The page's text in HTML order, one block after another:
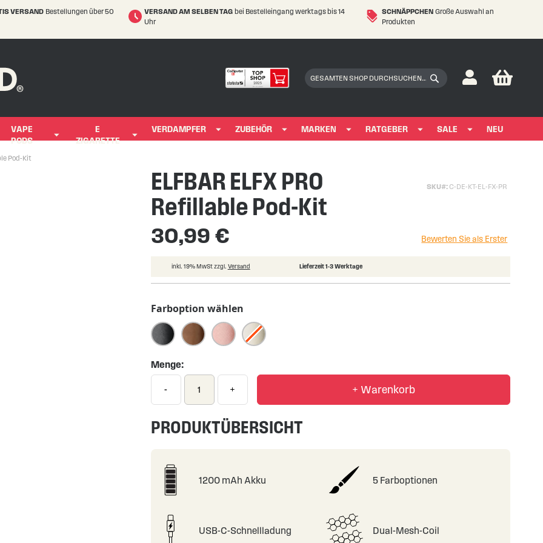
VERSAND Bestellungen über 50
VERSAND AM SELBEN TAG bei Bestelleingang werktags bis 14
Uhr
SCHNÄPPCHEN Große Auswahl an
Produkten
Suchen
My
VAPE
PODS
E
ZIGARETTE
VERDAMPFER ZUBEHÖR MARKEN RATGEBER SALE NEU
Pod-Kit
ELFBAR ELFX PRO
Refillable Pod-Kit
SKU C-DE-KT-EL-FX-PR
30,99 € Bewerten Sie als Erster
inkl. 19% MwSt zzgl. Versand Lieferzeit 1-3 Werktage
Farboption wählen
Menge:
- + + Warenkorb
PRODUKTÜBERSICHT
1200 mAh Akku 5 Farboptionen
USB-C-Schnellladung Dual-Mesh-Coil